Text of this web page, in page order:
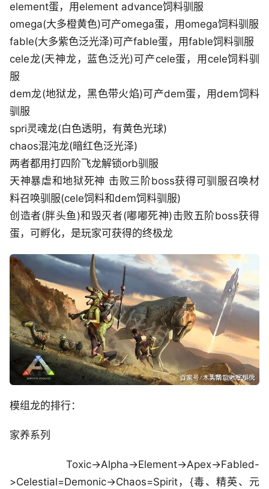
element蛋，用element advance饲料驯服
omega(大多橙黄色)可产omega蛋，用omega饲料驯服
fable(大多紫色泛光泽)可产fable蛋，用fable饲料驯服
cele龙(天神龙，蓝色泛光)可产cele蛋，用cele饲料驯
服
dem龙(地狱龙，黑色带火焰)可产dem蛋，用dem饲料
驯服
spri灵魂龙(白色透明，有黄色光球)
chaos混沌龙(暗红色泛光泽)
两者都用打四阶飞龙解锁orb驯服
天神暴虐和地狱死神 击败三阶boss获得可驯服召唤材
料召唤驯服(cele饲料和dem饲料驯服)
创造者(胖头鱼)和毁灭者(嘟嘟死神)击败五阶boss获得
蛋，可孵化，是玩家可获得的终极龙
模组龙的排行：
家养系列
Toxic->Alpha->Element->Apex->Fabled-
>Celestial=Demonic->Chaos=Spirit，{毒、精英、元